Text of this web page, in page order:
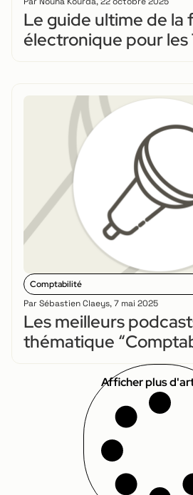
Le guide ultime de la
électronique pour les
Comptabilité
Par Sébastien Claeys,7 mai 2025
Les meilleurs
thématique
Afficher plus